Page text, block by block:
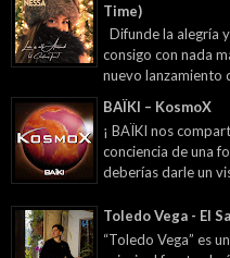
Time)
Difunde la alegría
consigo con nada
nuevo lanzamiento
BAÏKI – KosmoX
¡ BAÏKI nos
conciencia de una
deberías darle un
Toledo Vega - El
“Toledo Vega” es